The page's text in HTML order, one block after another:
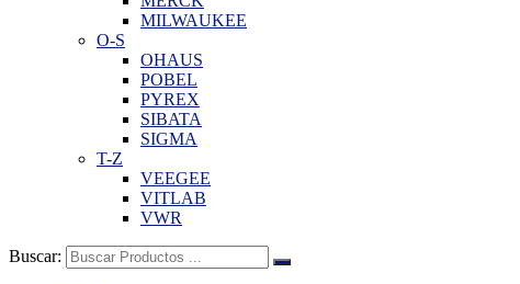
MILWAUKEE
O-S
OHAUS
POBEL
PYREX
SIBATA
SIGMA
T-Z
VEEGEE
VITLAB
VWR
Buscar: